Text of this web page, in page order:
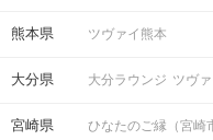
◯
ド
熊本県 ツヴァイ熊本
大分県 大分ラウンジ ツヴ
宮崎県 ひなたのご縁（宮崎